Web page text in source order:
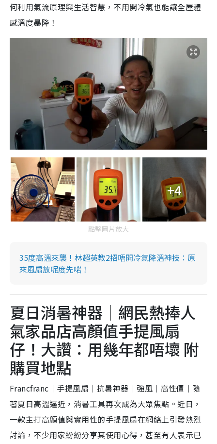
何利用氣流原理與生活智慧，不用開冷氣也能讓全屋體
感溫度暴降！
+4
點擊圖片放大
35度高溫來襲！林超英教2招唔開冷氣降溫神技：原
來風扇放呢度先啱！
夏日消暑神器｜網民熱捧人
氣家品店高顏值手提風扇
仔！大讚：用幾年都唔壞 附
購買地點
Francfranc｜手提風扇｜抗暑神器｜強風｜高性價｜隨
著夏日高溫逼近，消暑工具再次成為大眾焦點。近日，
一款主打高顏值與實用性的手提風扇在網絡上引發熱烈
討論，不少用家紛紛分享其使用心得，甚至有人表示已